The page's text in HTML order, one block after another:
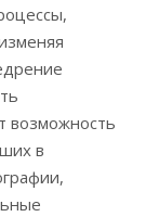
возможность
в